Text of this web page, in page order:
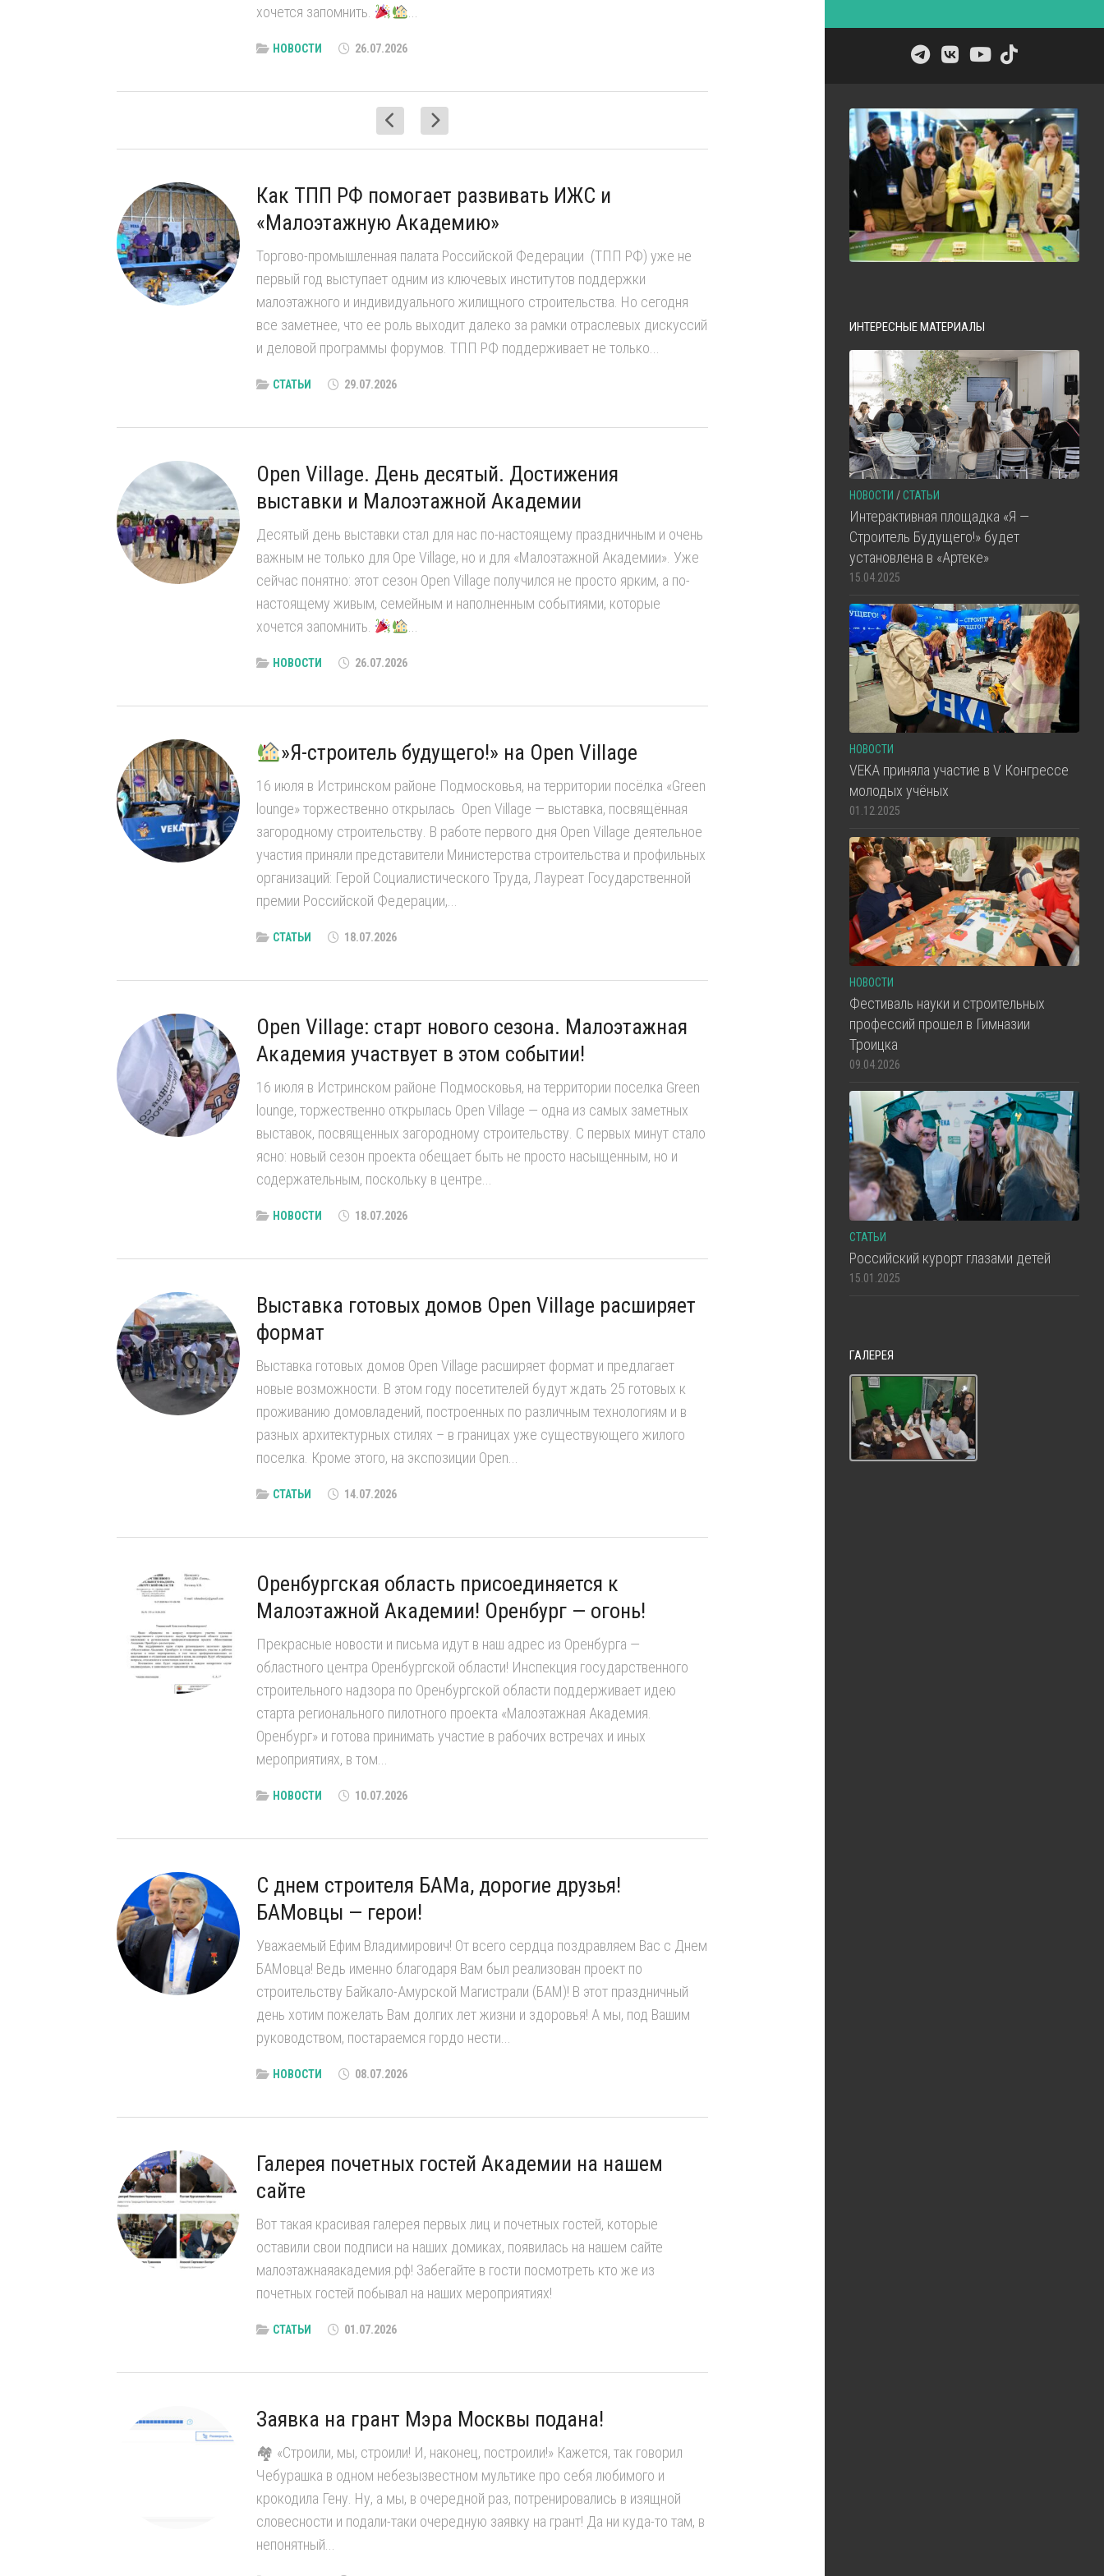
хочется запомнить.
НОВОСТИ 26.07.2026 НОВОСТИ 18.07.2026
Как ТПП РФ помогает развивать ИЖС и
«Малоэтажную Академию»
Торгово-промышленная палата Российской Федерации (ТПП РФ) уже не
первый год выступает одним из ключевых институтов поддержки
малоэтажного и индивидуального жилищного строительства. Но сегодня
все заметнее, что ее роль выходит далеко за рамки отраслевых дискуссий
и деловой программы форумов. ТПП РФ поддерживает не только...
СТАТЬИ 29.07.2026
Open Village. День десятый. Достижения
выставки и Малоэтажной Академии
Десятый день выставки стал для нас по-настоящему праздничным и очень
важным не только для Ope Village, но и для «Малоэтажной Академии». Уже
сейчас понятно: этот сезон Open Village получился не просто ярким, а по-
настоящему живым, семейным и наполненным событиями, которые
хочется запомнить.
НОВОСТИ 26.07.2026
»Я-строитель будущего!» на Open Village
16 июля в Истринском районе Подмосковья, на территории посёлка «Green
lounge» торжественно открылась Open Village — выставка, посвящённая
загородному строительству. В работе первого дня Open Village деятельное
участия приняли представители Министерства строительства и профильных
организаций: Герой Социалистического Труда, Лауреат Государственной
премии Российской Федерации,...
СТАТЬИ 18.07.2026
Open Village: старт нового сезона. Малоэтажная
Академия участвует в этом событии!
16 июля в Истринском районе Подмосковья, на территории поселка Green
lounge, торжественно открылась Open Village — одна из самых заметных
выставок, посвященных загородному строительству. С первых минут стало
ясно: новый сезон проекта обещает быть не просто насыщенным, но и
содержательным, поскольку в центре...
НОВОСТИ 18.07.2026
Выставка готовых домов Open Village расширяет
формат
Выставка готовых домов Open Village расширяет формат и предлагает
новые возможности. В этом году посетителей будут ждать 25 готовых к
проживанию домовладений, построенных по различным технологиям и в
разных архитектурных стилях – в границах уже существующего жилого
поселка. Кроме этого, на экспозиции Open...
СТАТЬИ 14.07.2026
Оренбургская область присоединяется к
Малоэтажной Академии! Оренбург — огонь!
Прекрасные новости и письма идут в наш адрес из Оренбурга —
областного центра Оренбургской области! Инспекция государственного
строительного надзора по Оренбургской области поддерживает идею
старта регионального пилотного проекта «Малоэтажная Академия.
Оренбург» и готова принимать участие в рабочих встречах и иных
мероприятиях, в том...
НОВОСТИ 10.07.2026
С днем строителя БАМа, дорогие друзья!
БАМовцы — герои!
Уважаемый Ефим Владимирович! От всего сердца поздравляем Вас с Днем
БАМовца! Ведь именно благодаря Вам был реализован проект по
строительству Байкало-Амурской Магистрали (БАМ)! В этот праздничный
день хотим пожелать Вам долгих лет жизни и здоровья! А мы, под Вашим
руководством, постараемся гордо нести...
НОВОСТИ 08.07.2026
Галерея почетных гостей Академии на нашем
сайте
Вот такая красивая галерея первых лиц и почетных гостей, которые
оставили свои подписи на наших домиках, появилась на нашем сайте
малоэтажнаяакадемия.рф! Забегайте в гости посмотреть кто же из
почетных гостей побывал на наших мероприятиях!
СТАТЬИ 01.07.2026
Заявка на грант Мэра Москвы подана!
🏘 «Строили, мы, строили! И, наконец, построили!» Кажется, так говорил
Чебурашка в одном небезызвестном мультике про себя любимого и
крокодила Гену. Ну, а мы, в очередной раз, потренировались в изящной
словесности и подали-таки очередную заявку на грант! Да ни куда-то там, в
непонятный...
ИНТЕРЕСНЫЕ МАТЕРИАЛЫ
НОВОСТИ /СТАТЬИ
Интерактивная площадка «Я —
Строитель Будущего!» будет
установлена в «Артеке»
15.04.2025
НОВОСТИ
VEKA приняла участие в V Конгрессе
молодых учёных
01.12.2025
НОВОСТИ
Фестиваль науки и строительных
профессий прошел в Гимназии
Троицка
09.04.2026
СТАТЬИ
Российский курорт глазами детей
15.01.2025
ГАЛЕРЕЯ